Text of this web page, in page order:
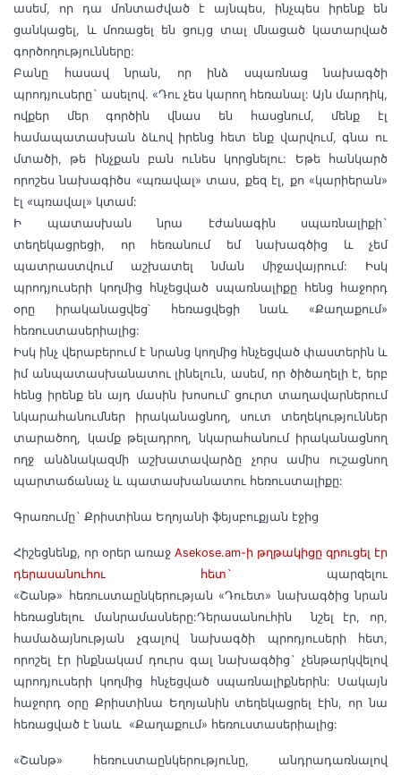
ասեմ, որ դա մոնտաժված է այնպես, ինչպես իրենք են
ցանկացել, և մոռացել են ցույց տալ մնացած կատարված
գործողությունները:
Բանը հասավ նրան, որ ինձ սպառնաց նախագծի
պրոդյուսերը` ասելով. «Դու չես կարող հեռանալ: Այն մարդիկ,
ովքեր մեր գործին վնաս են հասցնում, մենք էլ
համապատասխան ձևով իրենց հետ ենք վարվում, գնա ու
մտածի, թե ինչքան բան ունես կորցնելու: Եթե հանկարծ
որոշես նախագիծս «պռավալ» տաս, քեզ էլ, քո «կարիերան»
էլ «պռավալ» կտամ:
Ի պատասխան նրա էժանագին սպառնալիքի`
տեղեկացրեցի, որ հեռանում եմ նախագծից և չեմ
պատրաստվում աշխատել նման միջավայրում: Իսկ
պրոդյուսերի կողմից հնչեցված սպառնալիքը հենց հաջորդ
օրը իրականացվեց՝ հեռացվեցի նաև «Քաղաքում»
հեռուստասերիալից:
Իսկ ինչ վերաբերում է նրանց կողմից հնչեցված փաստերին և
իմ անպատասխանատու լինելուն, ասեմ, որ ծիծաղելի է, երբ
հենց իրենք են այդ մասին խոսում՝ ցուրտ տաղավարներում
նկարահանումներ իրականացնող, սուտ տեղեկություններ
տարածող, կամք թելադրող, նկարահանում իրականացնող
ողջ անձնակազմի աշխատավարձը չորս ամիս ուշացնող
պարտաճանաչ և պատասխանատու հեռուստալիքը:
Գրառումը` Քրիստինա Եղոյանի ֆեյսբուքյան էջից
Հիշեցնենք, որ օրեր առաջ Asekose.am-ի թղթակիցը զրուցել էր
դերասանուհու հետ` պարզելու
«Շանթ» հեռուստաընկերության «Դուետ» նախագծից նրան
հեռացնելու մանրամասները:Դերասանուհին նշել էր, որ,
համաձայնության չգալով նախագծի պրոդյուսերի հետ,
որոշել էր ինքնակամ դուրս գալ նախագծից` չենթարկվելով
պրոդյուսերի կողմից հնչեցված սպառնալիքներին: Սակայն
հաջորդ օրը Քրիստինա Եղոյանին տեղեկացրել էին, որ նա
հեռացված է նաև «Քաղաքում» հեռուստասերիալից:
«Շանթ» հեռուստաընկերությունը, անդրադառնալով